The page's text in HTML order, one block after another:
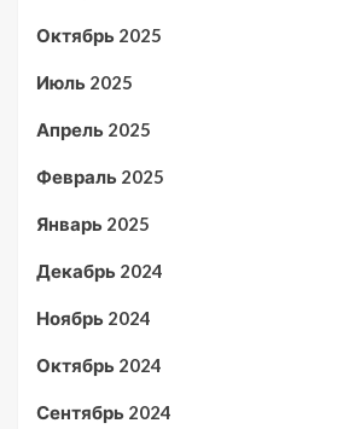
Октябрь 2025
Июль 2025
Апрель 2025
Февраль 2025
Январь 2025
Декабрь 2024
Ноябрь 2024
Октябрь 2024
Сентябрь 2024